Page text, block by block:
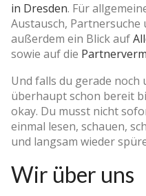
in Dresden. Für
Austausch,
außerdem ein Blick auf
sowie auf die
Und falls du gerade noch
überhaupt schon bereit
okay. Du musst nicht
einmal lesen, schauen,
und langsam wieder
Wir über uns